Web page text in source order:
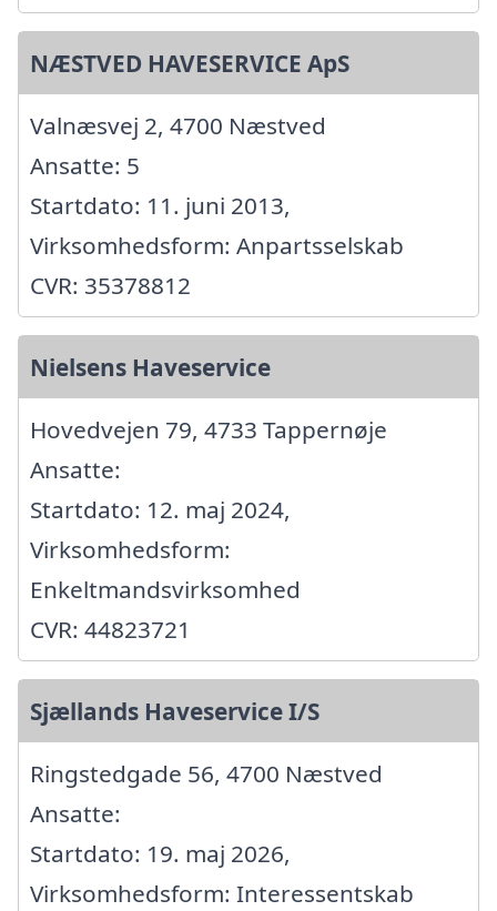
NÆSTVED HAVESERVICE ApS
Valnæsvej 2, 4700 Næstved
Ansatte: 5
Startdato: 11. juni 2013,
Virksomhedsform: Anpartsselskab
CVR: 35378812
Nielsens Haveservice
Hovedvejen 79, 4733 Tappernøje
Ansatte:
Startdato: 12. maj 2024,
Virksomhedsform:
Enkeltmandsvirksomhed
CVR: 44823721
Sjællands Haveservice I/S
Ringstedgade 56, 4700 Næstved
Ansatte:
Startdato: 19. maj 2026,
Virksomhedsform: Interessentskab